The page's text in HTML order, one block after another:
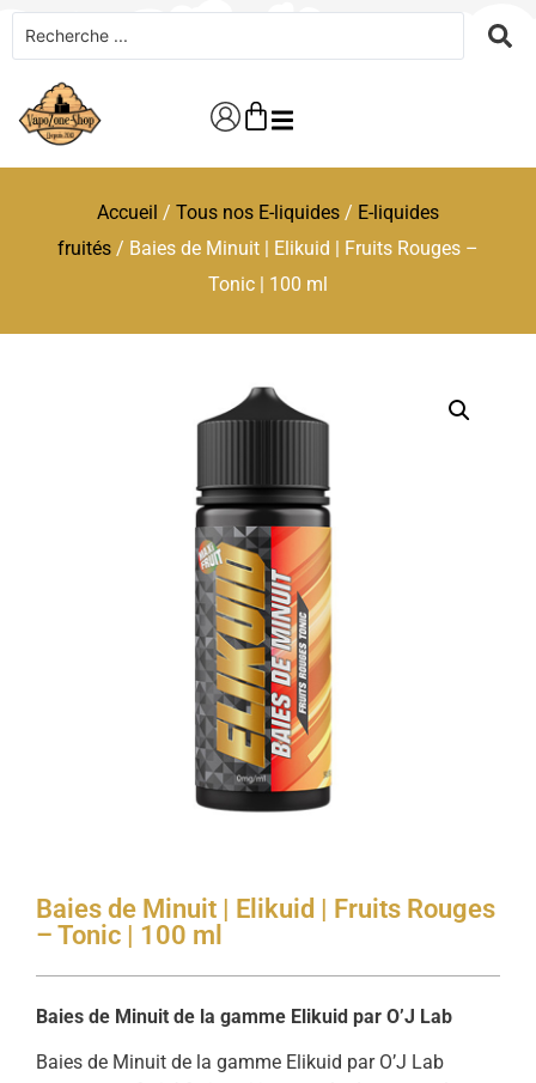
Accueil / Tous nos E-liquides / E-liquides
fruités / Baies de Minuit | Elikuid | Fruits Rouges –
Tonic | 100 ml
Baies de Minuit | Elikuid | Fruits Rouges
– Tonic | 100 ml
Baies de Minuit de la gamme Elikuid par O’J Lab
Baies de Minuit de la gamme Elikuid par O’J Lab